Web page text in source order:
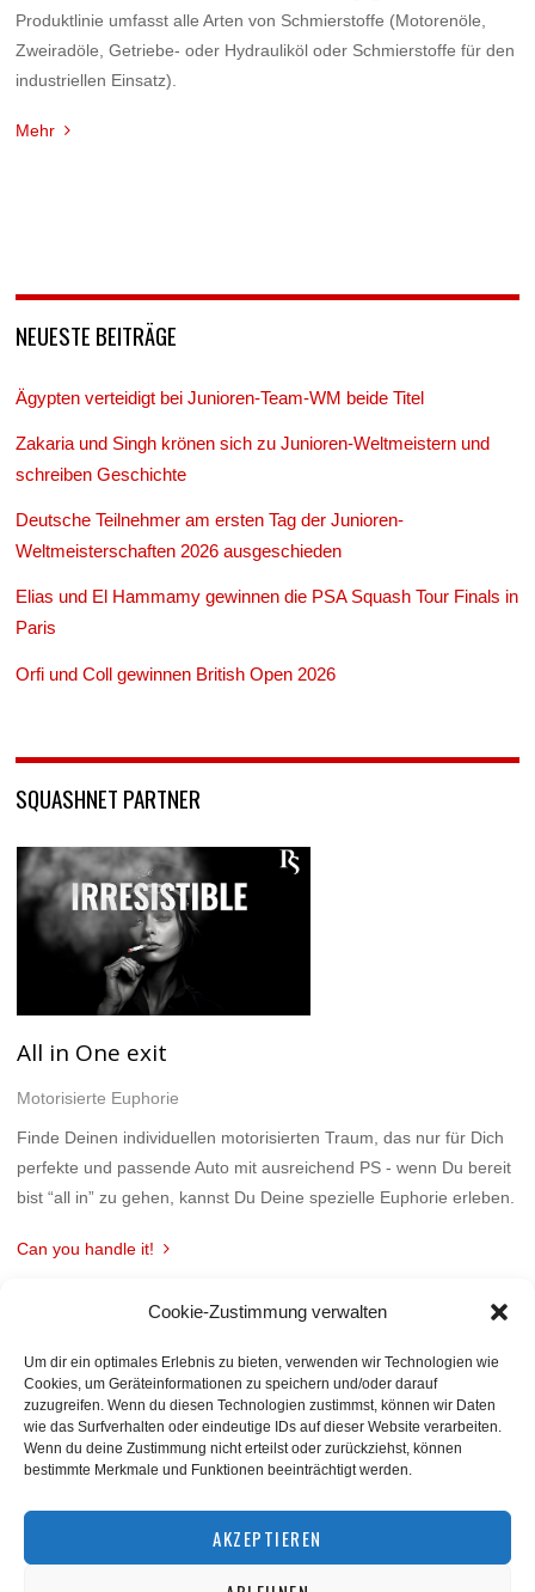
Cookie-Zustimmung verwalten
Um dir ein optimales Erlebnis zu bieten, verwenden wir Technologien wie
Cookies, um Geräteinformationen zu speichern und/oder darauf
zuzugreifen. Wenn du diesen Technologien zustimmst, können wir Daten
wie das Surfverhalten oder eindeutige IDs auf dieser Website verarbeiten.
Wenn du deine Zustimmung nicht erteilst oder zurückziehst, können
bestimmte Merkmale und Funktionen beeinträchtigt werden.
AKZEPTIEREN
Produktlinie umfasst alle Arten von Schmierstoffe (Motorenöle,
Zweiradöle, Getriebe- oder Hydrauliköl oder Schmierstoffe für den
industriellen Einsatz).
Mehr
NEUESTE BEITRÄGE
Ägypten verteidigt bei Junioren-Team-WM beide Titel
Zakaria und Singh krönen sich zu Junioren-Weltmeistern und
schreiben Geschichte
Deutsche Teilnehmer am ersten Tag der Junioren-
Weltmeisterschaften 2026 ausgeschieden
Elias und El Hammamy gewinnen die PSA Squash Tour Finals in
Paris
Orfi und Coll gewinnen British Open 2026
SQUASHNET PARTNER
All in One exit
Motorisierte Euphorie
Finde Deinen individuellen motorisierten Traum, das nur für Dich
perfekte und passende Auto mit ausreichend PS - wenn Du bereit
bist “all in” zu gehen, kannst Du Deine spezielle Euphorie erleben.
Can you handle it!
BACK TO TOP